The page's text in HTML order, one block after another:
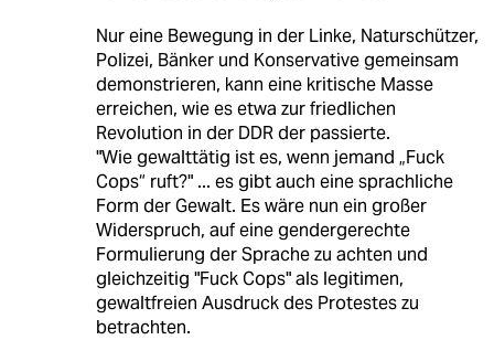
Nur eine Bewegung in der Linke, Naturschützer,
Polizei, Bänker und Konservative gemeinsam
demonstrieren, kann eine kritische Masse
erreichen, wie es etwa zur friedlichen
Revolution in der DDR der passierte.
"Wie gewalttätig ist es, wenn jemand „Fuck
Cops“ ruft?" ... es gibt auch eine sprachliche
Form der Gewalt. Es wäre nun ein großer
Widerspruch, auf eine gendergerechte
Formulierung der Sprache zu achten und
gleichzeitig "Fuck Cops" als legitimen,
gewaltfreien Ausdruck des Protestes zu
betrachten.